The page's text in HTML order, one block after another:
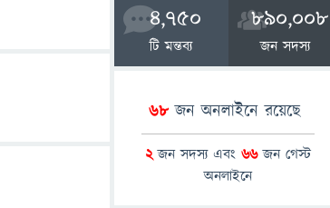
4,750
টি মন্তব্য
890,008
জন সদস্য
68জন অনলাইনে রয়েছে
2জন সদস্য এবং 66জন গেস্ট
অনলাইনে